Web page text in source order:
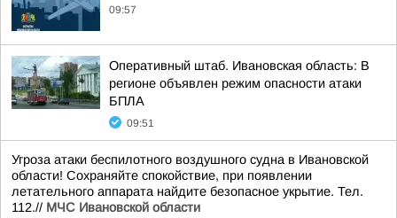
09:57
Оперативный штаб. Ивановская область: В
регионе объявлен режим опасности атаки
БПЛА
09:51
Угроза атаки беспилотного воздушного судна в Ивановской
области! Сохраняйте спокойствие, при появлении
летательного аппарата найдите безопасное укрытие. Тел.
112.// МЧС Ивановской области